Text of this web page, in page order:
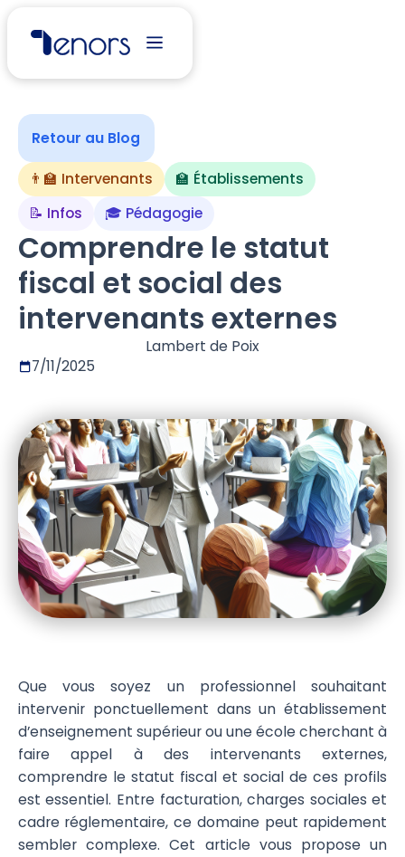
Retour au Blog
👨‍🏫 Intervenants
🏫 Établissements
📝 Infos
🎓 Pédagogie
Comprendre le statut
fiscal et social des
intervenants externes
Lambert de Poix
7/11/2025
Que vous soyez un professionnel souhaitant
intervenir ponctuellement dans un établissement
d’enseignement supérieur ou une école cherchant à
faire appel à des intervenants externes,
comprendre le statut fiscal et social de ces profils
est essentiel. Entre facturation, charges sociales et
cadre réglementaire, ce domaine peut rapidement
sembler complexe. Cet article vous propose un